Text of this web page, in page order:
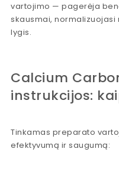
vartojimo — pagerėja
skausmai,
lygis.
Calcium
instrukcijos:
Tinkamas preparato
efektyvumą ir saugumą: